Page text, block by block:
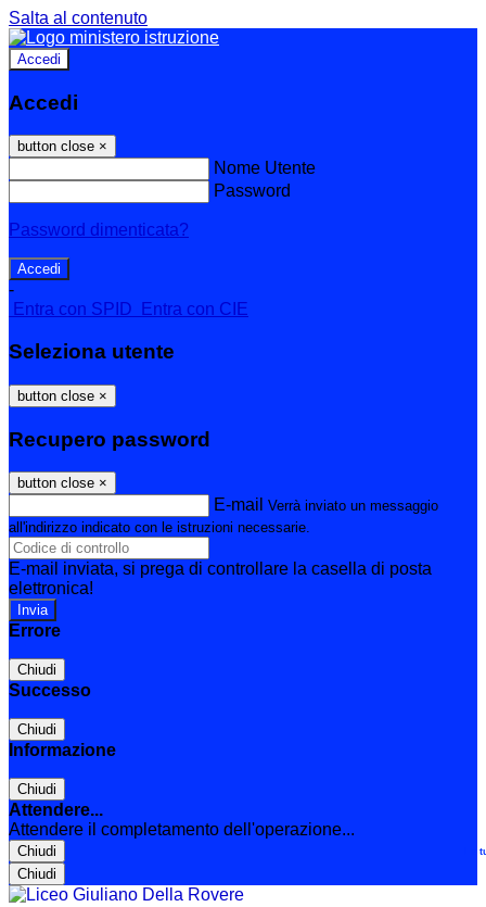
Salta al contenuto
Accedi
Accedi
button close ×
Nome Utente
Password
Password dimenticata?
-
Entra con SPID
Entra con CIE
Seleziona utente
button close ×
Recupero password
button close ×
E-mail Verrà inviato un messaggio
all'indirizzo indicato con le istruzioni necessarie.
E-mail inviata, si prega di controllare la casella di posta
elettronica!
Errore
Chiudi
Successo
Chiudi
Informazione
Chiudi
Attendere...
Attendere il completamento dell'operazione...
Chiudi
Chiudi
Le